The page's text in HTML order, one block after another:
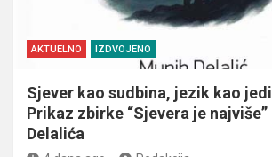
AKTUELNO IZDVOJENO
Sjever kao sudbina, jezik kao
Prikaz zbirke “Sjevera je najviše”
Delalića